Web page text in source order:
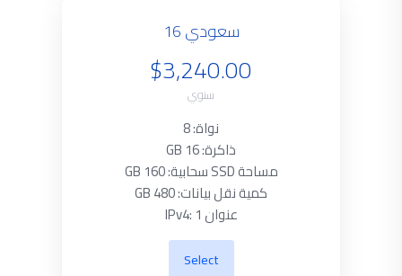
سعودي 16
$3,240.00
سنوي
نواة: 8
ذاكرة: 16 GB
مساحة SSD سحابية: 160 GB
كمية نقل بيانات: 480 GB
عنوان IPv4: 1
Select